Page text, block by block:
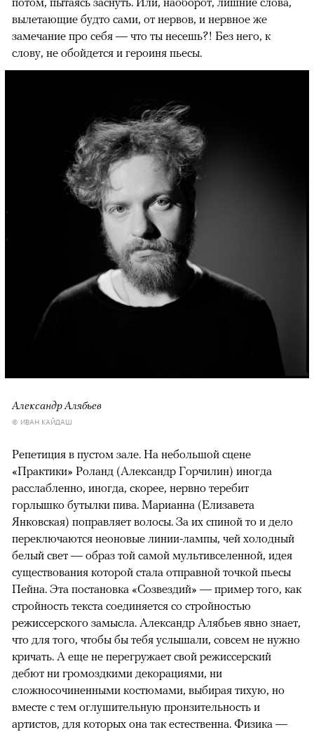
вылетающие будто сами, от нервов, и нервное же
замечание про себя — что ты несешь?! Без него, к
слову, не обойдется и героиня пьесы.
Александр Алябьев
© ИВАН КАЙДАШ
Репетиция в пустом зале. На небольшой сцене
«Практики» Роланд (Александр Горчилин) иногда
расслабленно, иногда, скорее, нервно теребит
горлышко бутылки пива. Марианна (Елизавета
Янковская) поправляет волосы. За их спиной то и дело
переключаются неоновые линии-лампы, чей холодный
белый свет — образ той самой мультивселенной, идея
существования которой стала отправной точкой пьесы
Пейна. Эта постановка «Созвездий» — пример того, как
стройность текста соединяется со стройностью
режиссерского замысла. Александр Алябьев явно знает,
что для того, чтобы бы тебя услышали, совсем не нужно
кричать. А еще не перегружает свой режиссерский
дебют ни громоздкими декорациями, ни
сложносочиненными костюмами, выбирая тихую, но
вместе с тем оглушительную пронзительность и
артистов, для которых она так естественна. Физика —